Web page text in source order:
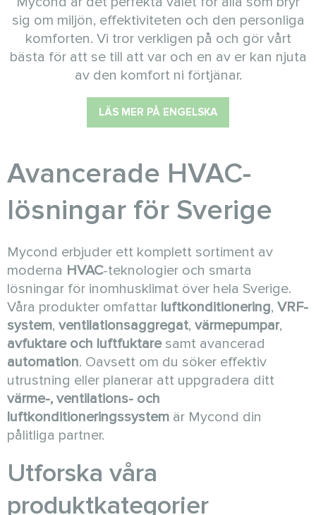
sig om miljön, effektiviteten och den personliga
komforten. Vi tror verkligen på och gör vårt
bästa för att se till att var och en av er kan njuta
av den komfort ni förtjänar.
LÄS MER PÅ ENGELSKA
Avancerade HVAC-
lösningar för Sverige
Mycond erbjuder ett komplett sortiment av
moderna HVAC-teknologier och smarta
lösningar för inomhusklimat över hela Sverige.
Våra produkter omfattar luftkonditionering, VRF-
system, ventilationsaggregat, värmepumpar,
avfuktare och luftfuktaresamt avancerad
automation. Oavsett om du söker effektiv
utrustning eller planerar att uppgradera ditt
värme-, ventilations- och
luftkonditioneringssystem är Mycond din
pålitliga partner.
Utforska våra
produktkategorier